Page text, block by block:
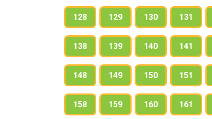
128 129 130 131
138 139 140 141
148 149 150 151
158 159 160 161